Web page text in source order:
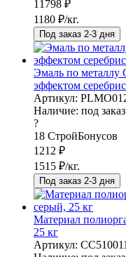
11798 ₽
1180 ₽/кг.
Под заказ 2-3 дня
Эмаль по металлу
эффектом
Артикул:
Наличие: под
?
18 СтройБонусов
1212 ₽
1515 ₽/кг.
Под заказ 2-3 дня
Материал
25 кг
Артикул: